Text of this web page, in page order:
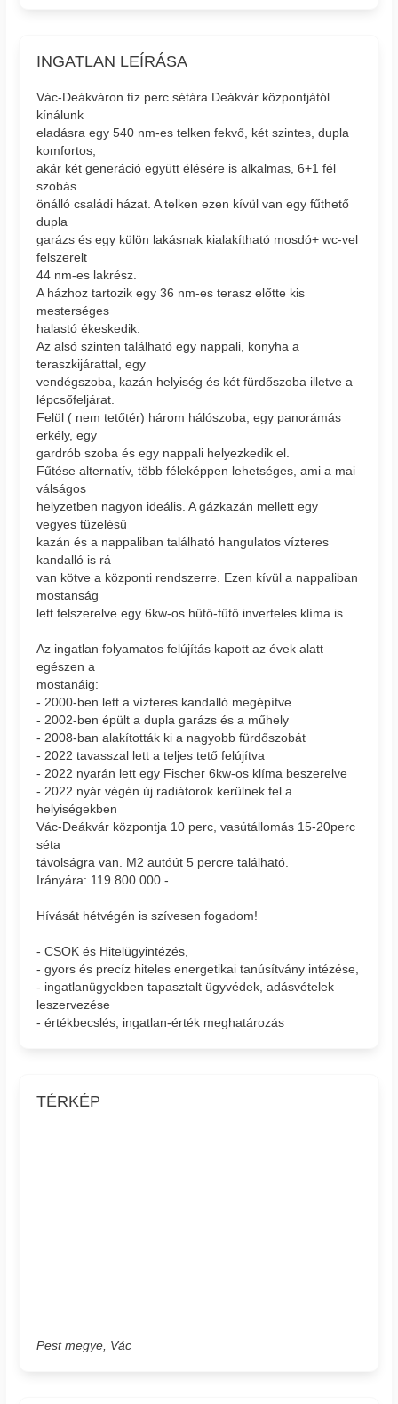
INGATLAN LEÍRÁSA
Vác-Deákváron tíz perc sétára Deákvár központjától
kínálunk
eladásra egy 540 nm-es telken fekvő, két szintes, dupla
komfortos,
akár két generáció együtt élésére is alkalmas, 6+1 fél
szobás
önálló családi házat. A telken ezen kívül van egy fűthető
dupla
garázs és egy külön lakásnak kialakítható mosdó+ wc-vel
felszerelt
44 nm-es lakrész.
A házhoz tartozik egy 36 nm-es terasz előtte kis
mesterséges
halastó ékeskedik.
Az alsó szinten található egy nappali, konyha a
teraszkijárattal, egy
vendégszoba, kazán helyiség és két fürdőszoba illetve a
lépcsőfeljárat.
Felül ( nem tetőtér) három hálószoba, egy panorámás
erkély, egy
gardrób szoba és egy nappali helyezkedik el.
Fűtése alternatív, több féleképpen lehetséges, ami a mai
válságos
helyzetben nagyon ideális. A gázkazán mellett egy
vegyes tüzelésű
kazán és a nappaliban található hangulatos vízteres
kandalló is rá
van kötve a központi rendszerre. Ezen kívül a nappaliban
mostanság
lett felszerelve egy 6kw-os hűtő-fűtő inverteles klíma is.
Az ingatlan folyamatos felújítás kapott az évek alatt
egészen a
mostanáig:
- 2000-ben lett a vízteres kandalló megépítve
- 2002-ben épült a dupla garázs és a műhely
- 2008-ban alakították ki a nagyobb fürdőszobát
- 2022 tavasszal lett a teljes tető felújítva
- 2022 nyarán lett egy Fischer 6kw-os klíma beszerelve
- 2022 nyár végén új radiátorok kerülnek fel a
helyiségekben
Vác-Deákvár központja 10 perc, vasútállomás 15-20perc
séta
távolságra van. M2 autóút 5 percre található.
Irányára: 119.800.000.-
Hívását hétvégén is szívesen fogadom!
- CSOK és Hitelügyintézés,
- gyors és precíz hiteles energetikai tanúsítvány intézése,
- ingatlanügyekben tapasztalt ügyvédek, adásvételek
leszervezése
- értékbecslés, ingatlan-érték meghatározás
TÉRKÉP
Pest megye, Vác